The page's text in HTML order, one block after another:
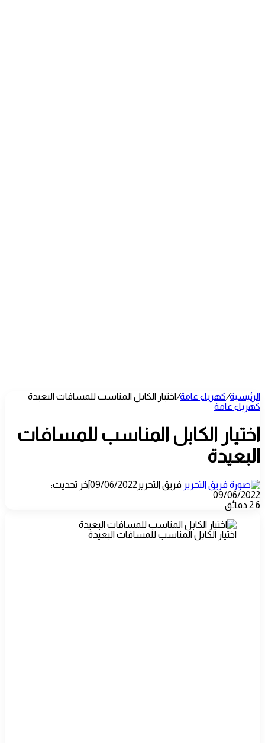
الرئيسية/كهرباء عامة/اختيار الكابل المناسب للمسافات البعيدة
كهرباء عامة
اختيار الكابل المناسب للمسافات
البعيدة
فريق التحرير 09/06/2022آخر تحديث:
09/06/2022
6
اختيار الكابل المناسب للمسافات البعيدة